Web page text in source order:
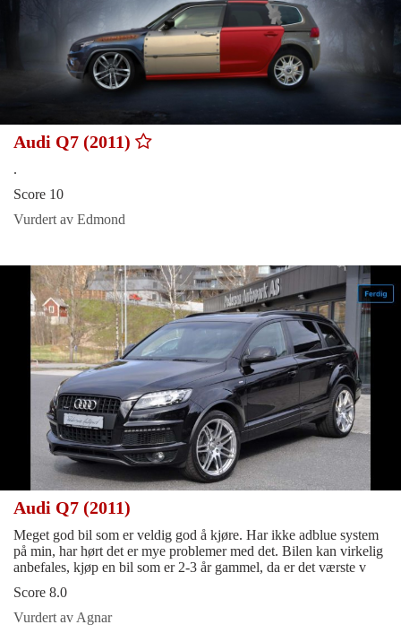
Audi Q7 (2011)
.
Score 10
Vurdert av Edmond
Audi Q7 (2011)
Meget god bil som er veldig god å kjøre. Har ikke adblue system
på min, har hørt det er mye problemer med det. Bilen kan virkelig
anbefales, kjøp en bil som er 2-3 år gammel, da er det værste v
Score 8.0
Vurdert av Agnar